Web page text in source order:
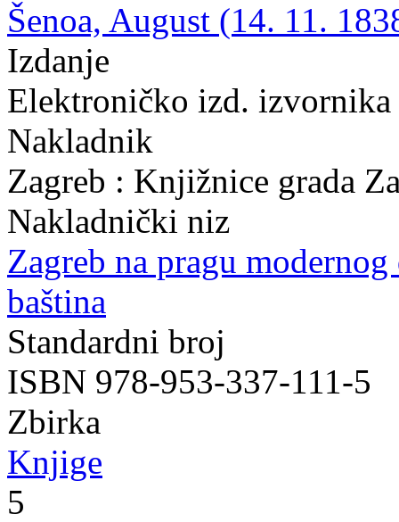
Šenoa, August (14. 11.
Izdanje
Elektroničko izd.
Nakladnik
Zagreb : Knjižnice grada
Nakladnički niz
Zagreb na pragu modernog
baština
Standardni broj
ISBN 978-953-337-111-5
Zbirka
Knjige
5